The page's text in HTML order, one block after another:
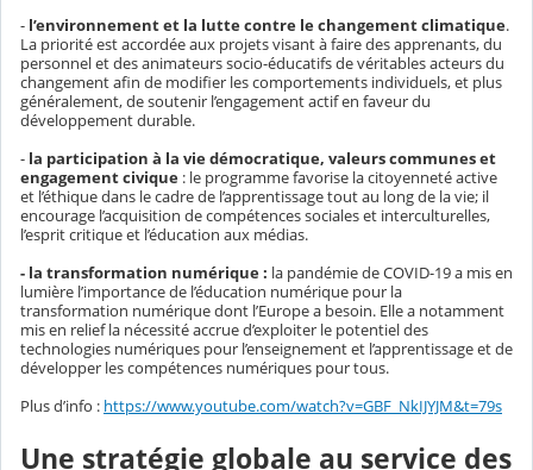
- l’environnement et la lutte contre le changement climatique.
La priorité est accordée aux projets visant à faire des apprenants, du
personnel et des animateurs socio-éducatifs de véritables acteurs du
changement afin de modifier les comportements individuels, et plus
généralement, de soutenir l’engagement actif en faveur du
développement durable.
- la participation à la vie démocratique, valeurs communes et
engagement civique : le programme favorise la citoyenneté active
et l’éthique dans le cadre de l’apprentissage tout au long de la vie; il
encourage l’acquisition de compétences sociales et interculturelles,
l’esprit critique et l’éducation aux médias.
- la transformation numérique : la pandémie de COVID-19 a mis en
lumière l’importance de l’éducation numérique pour la
transformation numérique dont l’Europe a besoin. Elle a notamment
mis en relief la nécessité accrue d’exploiter le potentiel des
technologies numériques pour l’enseignement et l’apprentissage et de
développer les compétences numériques pour tous.
Plus d’info : https://www.youtube.com/watch?v=GBF_NkIJYJM&t=79s
Une stratégie globale au service des